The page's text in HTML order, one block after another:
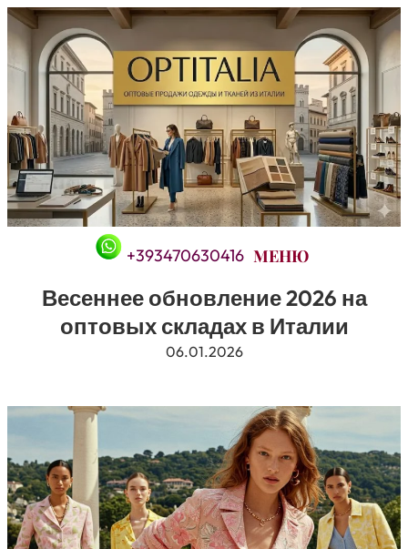
Перейти
к
содержимому
+393470630416
Весеннее обновление 2026 на
оптовых складах в Италии
06.01.2026